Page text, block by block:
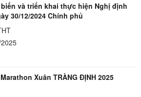
và triển khai thực hiện Nghị định
30/12/2024 Chính phủ
Xuân TRÀNG ĐỊNH 2025